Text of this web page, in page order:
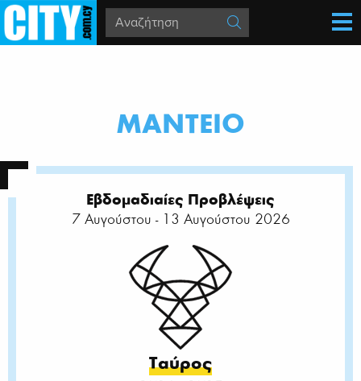
MΑΝΤΕΙΟ
Εβδομαδιαίες Προβλέψεις
7 Αυγούστου - 13 Αυγούστου 2026
Ταύρος